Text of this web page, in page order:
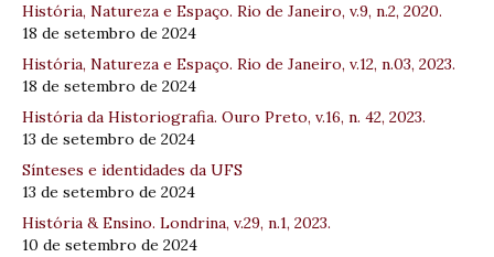
História, Natureza e Espaço. Rio de Janeiro, v.9, n.2, 2020.
18 de setembro de 2024
História, Natureza e Espaço. Rio de Janeiro, v.12, n.03, 2023.
18 de setembro de 2024
História da Historiografia. Ouro Preto, v.16, n. 42, 2023.
13 de setembro de 2024
Sínteses e identidades da UFS
13 de setembro de 2024
História & Ensino. Londrina, v.29, n.1, 2023.
10 de setembro de 2024